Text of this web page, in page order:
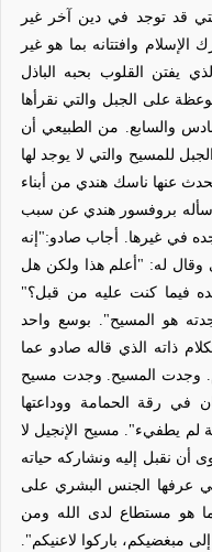
قد توجد في دين آخر غير
وافتتانه بما هو غير
يفتن القلوب بحبه الباذل
على الجبل والتي نقرأها
والسابع. من الطبيعي أن
للمسيح والتي لا يوجد لها
عنها ناسك هندي من أبناء
سأله بروفسور هندي عن سبب
في غيرها. أجاب صادو:"إنه
وقال له: "أعلم هذا ولكن هل
فيما كنت عليه من قبل؟"
هو المسيح". بوسع واحد
ذاته الذي قاله صادو عما
وجدت المسيح. وجدت مسيح
في رقة الحمامة ووداعتها
يطفيء". مسيح الإنجيل لا
أن نقبل إليه ونشاركه حياته
عرفها الجنس البشري على
هو مستطاع لدى الله ومن
مبغضيكم، باركوا لاعنيكم".